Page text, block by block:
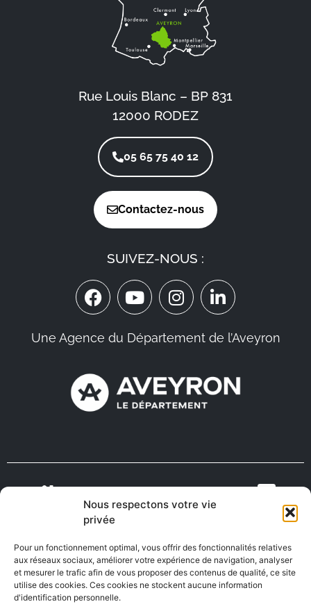
Nous respectons votre vie
privée
Pour un fonctionnement optimal, vous offrir des fonctionnalités relatives
aux réseaux sociaux, améliorer votre expérience de navigation, analyser
et mesurer le trafic afin de vous proposer des contenus de qualité, ce site
utilise des cookies. Ces cookies ne stockent aucune information
d'identification personnelle.
Rue Louis Blanc – BP 831
12000 RODEZ
05 65 75 40 12
Contactez-nous
SUIVEZ-NOUS :
Une Agence du Département de l’Aveyron
TOURISME
ON RECRUTE EN
AVEYRON
FABRIQUÉ EN
AVEYRON